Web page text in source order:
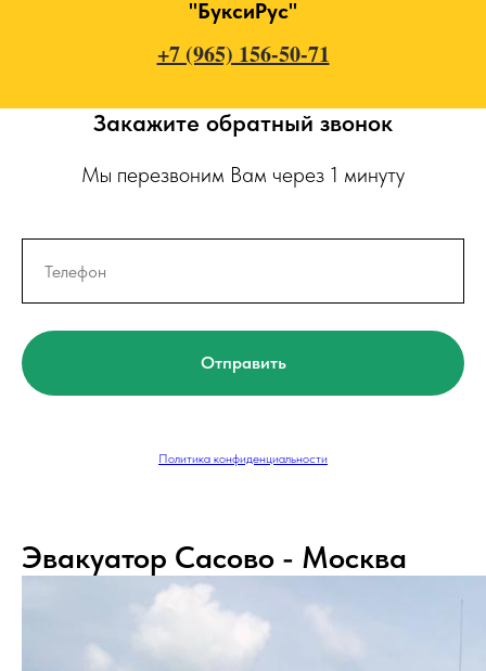
"БуксиРус"
+7 (965) 156-50-71
Закажите обратный звонок
Мы перезвоним Вам через 1 минуту
Отправить
Политика конфиденциальности
Эвакуатор Сасово - Москва